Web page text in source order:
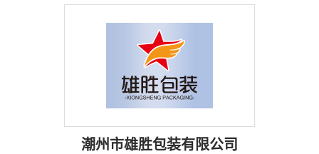
潮州市雄胜包装有限公司